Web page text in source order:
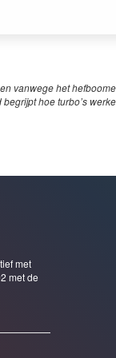
vanwege het
hoe turbo’s
met
met de